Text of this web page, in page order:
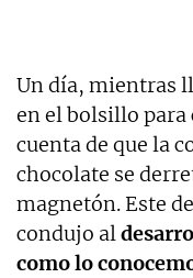
Un día, mientras
en el bolsillo para
cuenta de que la
chocolate se
magnetón. Este
condujo al
como lo